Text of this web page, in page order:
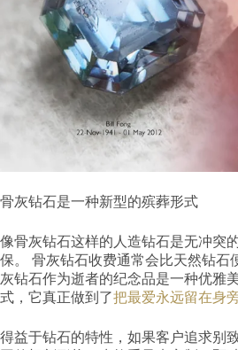
骨灰钻石是一种新型的殡葬形式
像骨灰钻石这样的人造钻石是无冲突
保。 骨灰钻石收费通常会比天然钻石
灰钻石作为逝者的纪念品是一种优雅
式，它真正做到了把最爱永远留在身
得益于钻石的特性，如果客户追求别